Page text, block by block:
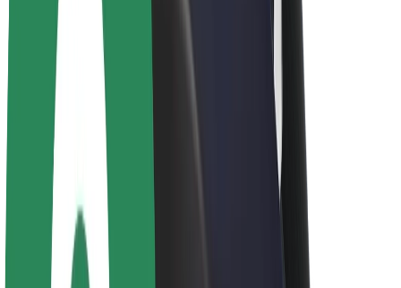
Bolt Εμπόρους Τροφίμων
Στόλοι
Franchises
Εταιρεία
Θέσεις εργασίας
Σχετικά με τη Bolt
Βιωσιμότητα στη Bolt
Project Zero
Blog